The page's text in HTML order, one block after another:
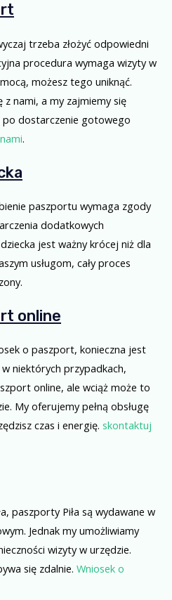
trzeba złożyć odpowiedni
procedura wymaga wizyty w
możesz tego uniknąć.
nami, a my zajmiemy się
po dostarczenie gotowego
.
paszportu wymaga zgody
dodatkowych
jest ważny krócej niż dla
usługom, cały proces
online
o paszport, konieczna jest
niektórych przypadkach,
online, ale wciąż może to
My oferujemy pełną obsługę
czas i energię. skontaktuj
paszporty Piła są wydawane w
Jednak my umożliwiamy
wizyty w urzędzie.
się zdalnie. Wniosek o